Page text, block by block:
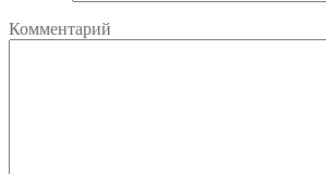
Комментарий